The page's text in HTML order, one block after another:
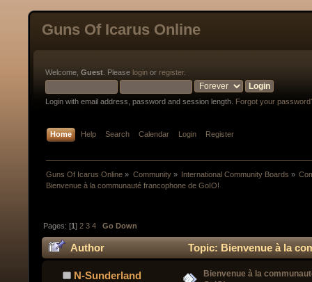
Guns Of Icarus Online
Welcome, Guest . Please login or register.
Login with email address, password and session length. Forgot your
Home Help Search Calendar Login Register
Guns Of Icarus Online » Community» International Community Boards »
Bienvenue à la communauté francophone de GoIO!
Pages: [1]2 3 4 Go Down
Author Topic: Bienvenue à la
N-Sunderland
Bienvenue à la